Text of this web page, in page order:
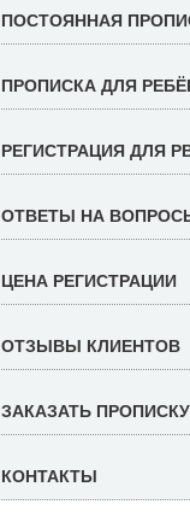
ПОСТОЯННАЯ
ПРОПИСКА ДЛЯ
РЕГИСТРАЦИЯ ДЛЯ
ОТВЕТЫ НА
ЦЕНА РЕГИСТРАЦИИ
ОТЗЫВЫ КЛИЕНТОВ
ЗАКАЗАТЬ ПРОПИСКУ
КОНТАКТЫ